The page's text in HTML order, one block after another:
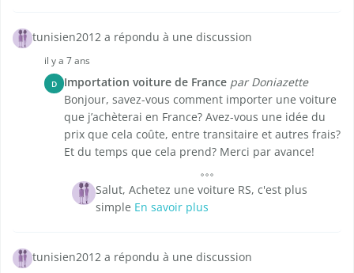
tunisien2012 a répondu à une discussion
il y a 7 ans
D Importation voiture de France par Doniazette
Bonjour, savez-vous comment importer une voiture
que j’achèterai en France? Avez-vous une idée du
prix que cela coûte, entre transitaire et autres frais?
Et du temps que cela prend? Merci par avance!
Salut, Achetez une voiture RS, c'est plus
simple En savoir plus
tunisien2012 a répondu à une discussion